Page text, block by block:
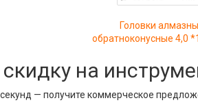
Головки
обратноконусные 4,0
на
— получите коммерческое